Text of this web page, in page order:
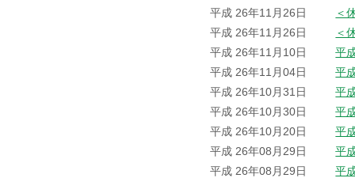
平成 26年11月26日
＜
平成 26年11月26日
＜
平成 26年11月10日
平
平成 26年11月04日
平
平成 26年10月31日
平
平成 26年10月30日
平
平成 26年10月20日
平
平成 26年08月29日
平
平成 26年08月29日
平